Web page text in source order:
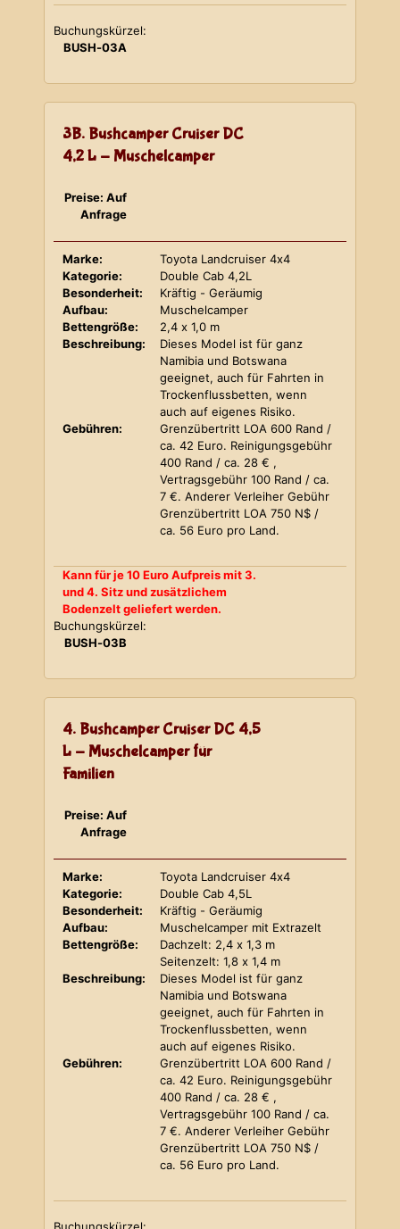
Buchungskürzel:
BUSH-03A
3B. Bushcamper Cruiser DC
4,2 L - Muschelcamper
Preise: Auf
Anfrage
Marke:
Toyota Landcruiser 4x4
Kategorie:
Double Cab 4,2L
Besonderheit:
Kräftig - Geräumig
Aufbau:
Muschelcamper
Bettengröße:
2,4 x 1,0 m
Beschreibung:
Dieses Model ist für ganz
Namibia und Botswana
geeignet, auch für Fahrten in
Trockenflussbetten, wenn
auch auf eigenes Risiko.
Gebühren:
Grenzübertritt LOA 600 Rand /
ca. 42 Euro. Reinigungsgebühr
400 Rand / ca. 28 € ,
Vertragsgebühr 100 Rand / ca.
7 €. Anderer Verleiher Gebühr
Grenzübertritt LOA 750 N$ /
ca. 56 Euro pro Land.
Kann für je 10 Euro Aufpreis mit 3.
und 4. Sitz und zusätzlichem
Bodenzelt geliefert werden.
Buchungskürzel:
BUSH-03B
4. Bushcamper Cruiser DC 4,5
L - Muschelcamper für
Familien
Preise: Auf
Anfrage
Marke:
Toyota Landcruiser 4x4
Kategorie:
Double Cab 4,5L
Besonderheit:
Kräftig - Geräumig
Aufbau:
Muschelcamper mit Extrazelt
Bettengröße:
Dachzelt: 2,4 x 1,3 m
Seitenzelt: 1,8 x 1,4 m
Beschreibung:
Dieses Model ist für ganz
Namibia und Botswana
geeignet, auch für Fahrten in
Trockenflussbetten, wenn
auch auf eigenes Risiko.
Gebühren:
Grenzübertritt LOA 600 Rand /
ca. 42 Euro. Reinigungsgebühr
400 Rand / ca. 28 € ,
Vertragsgebühr 100 Rand / ca.
7 €. Anderer Verleiher Gebühr
Grenzübertritt LOA 750 N$ /
ca. 56 Euro pro Land.